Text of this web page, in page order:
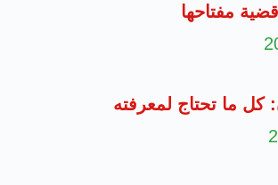
مفتاحها
كل ما تحتاج لمعرفته